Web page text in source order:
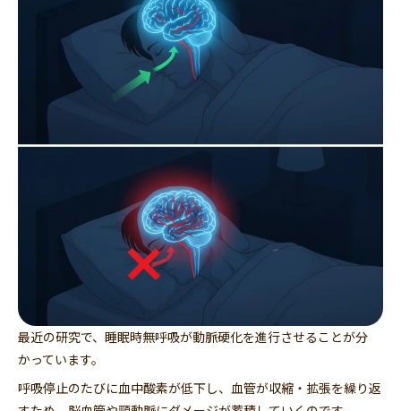
最近の研究で、睡眠時無呼吸が動脈硬化を進行させることが分
かっています。
呼吸停止のたびに血中酸素が低下し、血管が収縮・拡張を繰り返